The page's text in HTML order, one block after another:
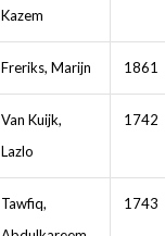
Kazem
Freriks, Marijn 1861
Van Kuijk,
Lazlo
1742
Tawfiq,
1743